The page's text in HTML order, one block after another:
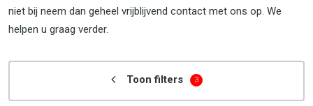
niet bij neem dan geheel vrijblijvend contact met ons op. We
helpen u graag verder.
Toon filters 3